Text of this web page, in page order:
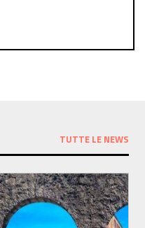
Instagram
TUTTE LE NEWS